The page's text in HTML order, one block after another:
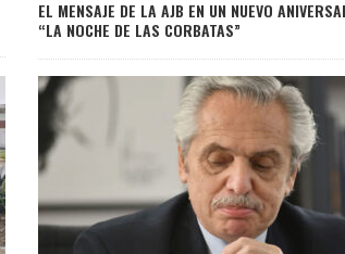
EL MENSAJE DE LA AJB EN UN NUEVO
“LA NOCHE DE LAS CORBATAS”